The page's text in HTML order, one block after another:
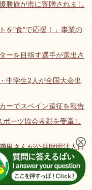
勝旗が市に寄贈されまし
を"食"で応援！」事業の
ーを目指す選手が選出さ
中学生2人が全国大会出
ーでスペイン遠征を報告
ーツ協会表彰を受章し
男さんが公益財団法人日
を受章されました！
スポーツ功労表彰を受章